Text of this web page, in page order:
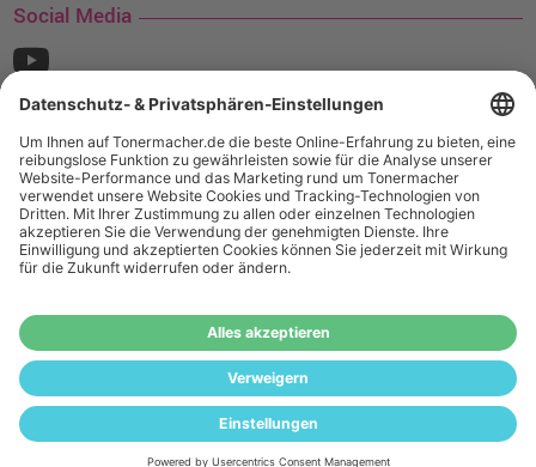
Social Media
¹ Nur gültig für den Versand innerhalb Deutschlands. Befindet sich ein Warenwert
von mindestens 35€ (inkl. Mwst.) an Ampertec Artikeln in Ihrem Warenkorb, ist der
Versand für Sie kostenfrei.
Das Angebot von tonermacher.de richtet sich
nicht an Wiederverkäufer. Wenn Sie Wiederverkäufer sind,
registrieren Sie sich bitte in unserem Händler-Portal
www.tonerhersteller.de